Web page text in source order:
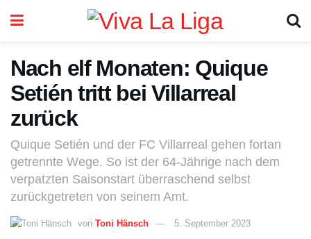
Nach elf Monaten: Quique
Setién tritt bei Villarreal
zurück
Quique Setién und der FC Villarreal gehen fortan
getrennte Wege. So ist der 64-Jährige nach dem
verpatzten Saisonstart überraschend selbst
zurückgetreten von seinem Amt.
von Toni Hänsch 5. September 2023